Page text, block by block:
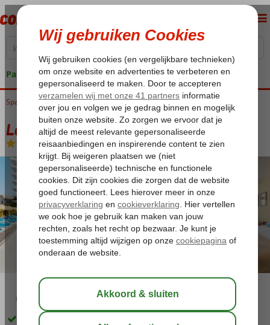
Pakketgarantie
Home
Spanje Costa del Sol Torremolinos Leonardo Hotel Torremolinos
Leonardo Hotel Torremolinos
Logies en ontbijt -Hotel
03:00 aug 31°C
In het centrum van Torremolinos